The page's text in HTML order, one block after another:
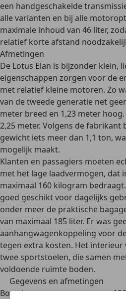
een handgeschakelde
alle varianten en bij alle
maximale inhoud van 46 liter,
relatief korte afstand
Afmetingen
De Lotus Elan is bijzonder klein,
eigenschappen zorgen voor de
met relatief kleine motoren. Zo
van de tweede generatie net
meter breed en 1,23 meter
2,25 meter. Volgens de
gewicht iets meer dan 1,1 ton,
mogelijk maakt.
Klanten en passagiers moeten
met het lage laadvermogen, dat
maximaal 160 kilogram
goed geschikt voor dagelijks
onder meer de praktische
van maximaal 185 liter. Er was
aanhangwagenkoppeling voor
tegen extra kosten. Het interieur
twee sportstoelen, die samen
voldoende ruimte boden.
Gegevens en afmetingen
Bouwjaar